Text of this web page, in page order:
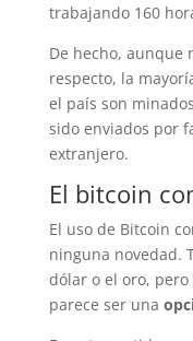
trabajando 160
De hecho, aunque
respecto, la
el país son
sido enviados por
extranjero.
El bitcoin
El uso de Bitcoin
ninguna novedad.
dólar o el oro,
parece ser una